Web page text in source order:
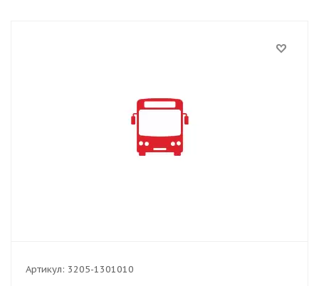
Артикул: 3205-1301010